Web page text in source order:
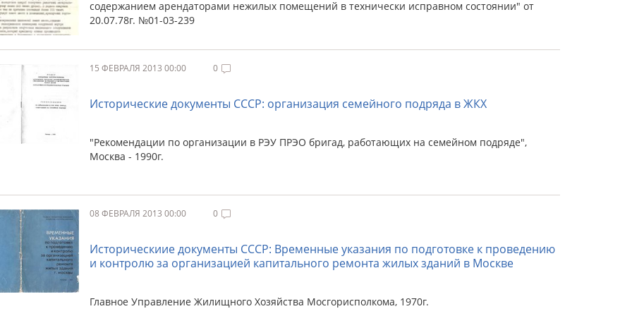
содержанием арендаторами нежилых помещений в технически исправном состоянии" от
20.07.78г. №01-03-239
15 ФЕВРАЛЯ 2013 00:00 0
Исторические документы СССР: организация семейного подряда в ЖКХ
"Рекомендации по организации в РЭУ ПРЭО бригад, работающих на семейном подряде",
Москва - 1990г.
08 ФЕВРАЛЯ 2013 00:00 0
Историческиие документы СССР: Временные указания по подготовке к проведению
и контролю за организацией капитального ремонта жилых зданий в Москве
Главное Управление Жилищного Хозяйства Мосгорисполкома, 1970г.